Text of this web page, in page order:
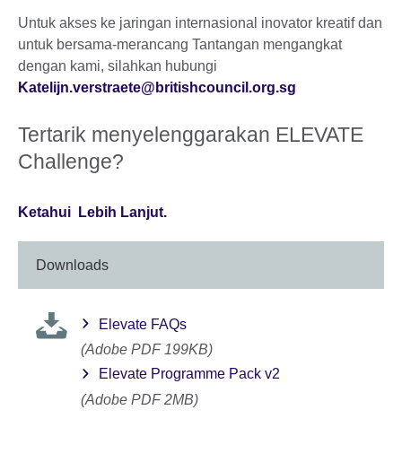
Untuk akses ke jaringan internasional inovator kreatif dan
untuk bersama-merancang Tantangan mengangkat
dengan kami, silahkan hubungi
Katelijn.verstraete@britishcouncil.org.sg
Tertarik menyelenggarakan ELEVATE
Challenge?
Ketahui Lebih Lanjut.
Downloads
Elevate FAQs
(Adobe PDF 199KB)
Elevate Programme Pack v2
(Adobe PDF 2MB)